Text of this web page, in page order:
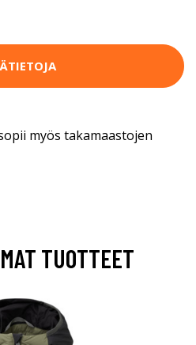
myös takamaastojen
TUOTTEET